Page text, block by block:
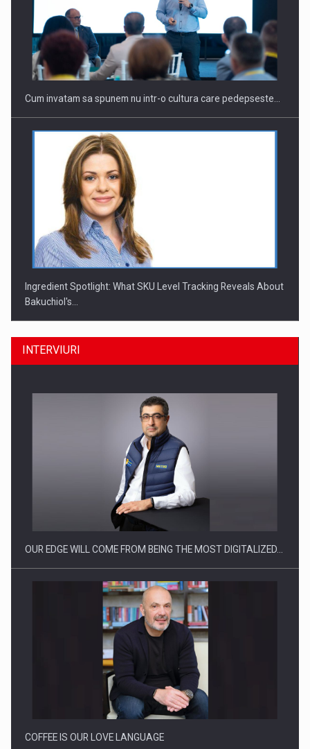
Webinar - Business Evolution-RETHINK STRATEGY-Finantare
Investitii Digitalizare
Cum invatam sa spunem nu intr-o cultura care pedepseste…
Ingredient Spotlight: What SKU Level Tracking Reveals About
Bakuchiol's…
Producatorii si comerciantii care nu se supun noilor
Proteinmaxxing and the Future of Protein Demand
INTERVIURI
OUR EDGE WILL COME FROM BEING THE MOST DIGITALIZED…
COFFEE IS OUR LOVE LANGUAGE